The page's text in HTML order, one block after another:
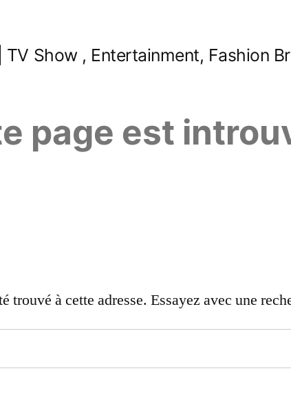
Show , Entertainment, Fashion
page est
trouvé à cette adresse. Essayez avec une